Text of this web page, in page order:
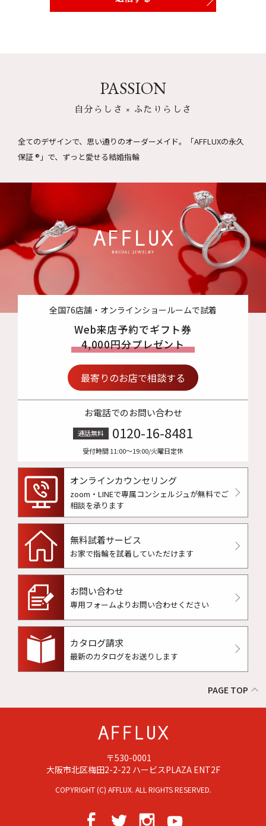
PASSION
自分らしさ × ふたりらしさ
全てのデザインで、思い通りのオーダーメイド。
「AFFLUXの永久
保証 ®」で、ずっと愛せる結婚指輪
全国76店舗・オンラインショールームで試着
Web来店予約でギフト券
4,000円分プレゼント
最寄りのお店で相談する
お電話でのお問い合わせ
通話無料 0120-16-8481
受付時間 11:00〜19:00/火曜日定休
オンラインカウンセリング
zoom・LINEで専属コンシェルジュが無料でご
相談を承ります
無料試着サービス
お家で指輪を試着していただけます
お問い合わせ
専用フォームよりお問い合わせください
カタログ請求
最新のカタログをお送りします
PAGE TOP
〒530-0001
大阪市北区梅田2-2-22 ハービスPLAZA ENT2F
COPYRIGHT (C) AFFLUX. ALL RIGHTS RESERVED.